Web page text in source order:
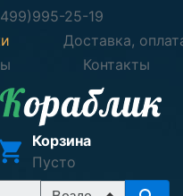
25-19
Доставка,
Контакты
Корзина
Пусто